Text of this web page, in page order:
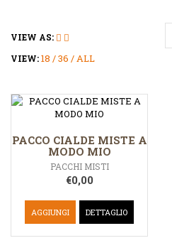
VIEW AS:
VIEW:18 36 ALL
PACCO CIALDE MISTE A
MODO MIO
PACCHI MISTI
€0,00
AGGIUNGI DETTAGLIO